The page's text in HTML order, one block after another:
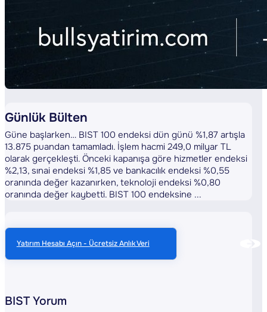
Günlük Bülten
Güne başlarken… BIST 100 endeksi dün günü %1,87 artışla
13.875 puandan tamamladı. İşlem hacmi 249,0 milyar TL
olarak gerçekleşti. Önceki kapanışa göre hizmetler endeksi
%2,13, sınai endeksi %1,85 ve bankacılık endeksi %0,55
oranında değer kazanırken, teknoloji endeksi %0,80
oranında değer kaybetti. BIST 100 endeksine ...
Yatırım Hesabı Açın - Ücretsiz Anlık Veri
BIST Yorum